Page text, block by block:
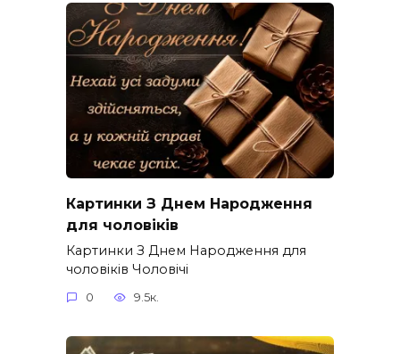
Картинки З Днем Народження
для чоловіків​
Картинки З Днем Народження для
чоловіків​ Чоловічі
0 9.5к.